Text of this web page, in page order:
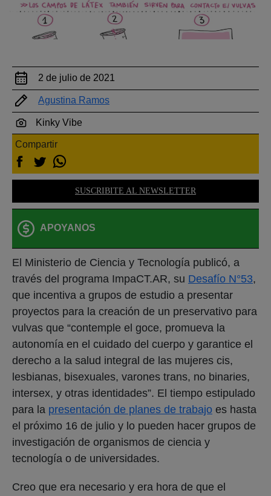
2 de julio de 2021
Agustina Ramos
Kinky Vibe
Compartir
SUSCRIBITE AL NEWSLETTER
APOYANOS
El Ministerio de Ciencia y Tecnología publicó, a
través del programa ImpaCT.AR, su Desafío N°53,
que incentiva a grupos de estudio a presentar
proyectos para la creación de un preservativo para
vulvas que “contemple el goce, promueva la
autonomía en el cuidado del cuerpo y garantice el
derecho a la salud integral de las mujeres cis,
lesbianas, bisexuales, varones trans, no binaries,
intersex, y otras identidades”. El tiempo estipulado
para la presentación de planes de trabajo es hasta
el próximo 16 de julio y lo pueden hacer grupos de
investigación de organismos de ciencia y
tecnología o de universidades.
Creo que era necesario y era hora de que el